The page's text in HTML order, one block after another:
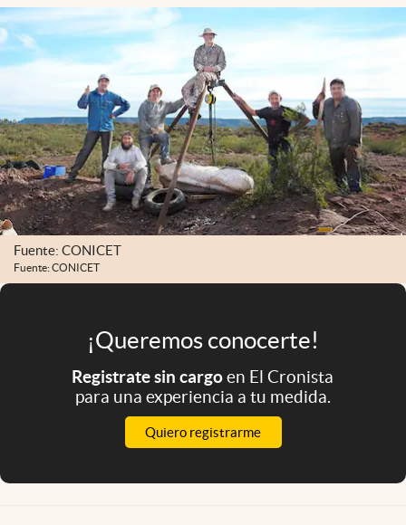
Clima
Mundial 2026
Eventos Corporativos
El Cronista Studio
Mediakit
abre en nueva pestaña
Argentina
Fuente: CONICET
Fuente: CONICET
¡Queremos conocerte!
Registrate sin cargoen El Cronista
para una experiencia a tu medida.
Quiero registrarme